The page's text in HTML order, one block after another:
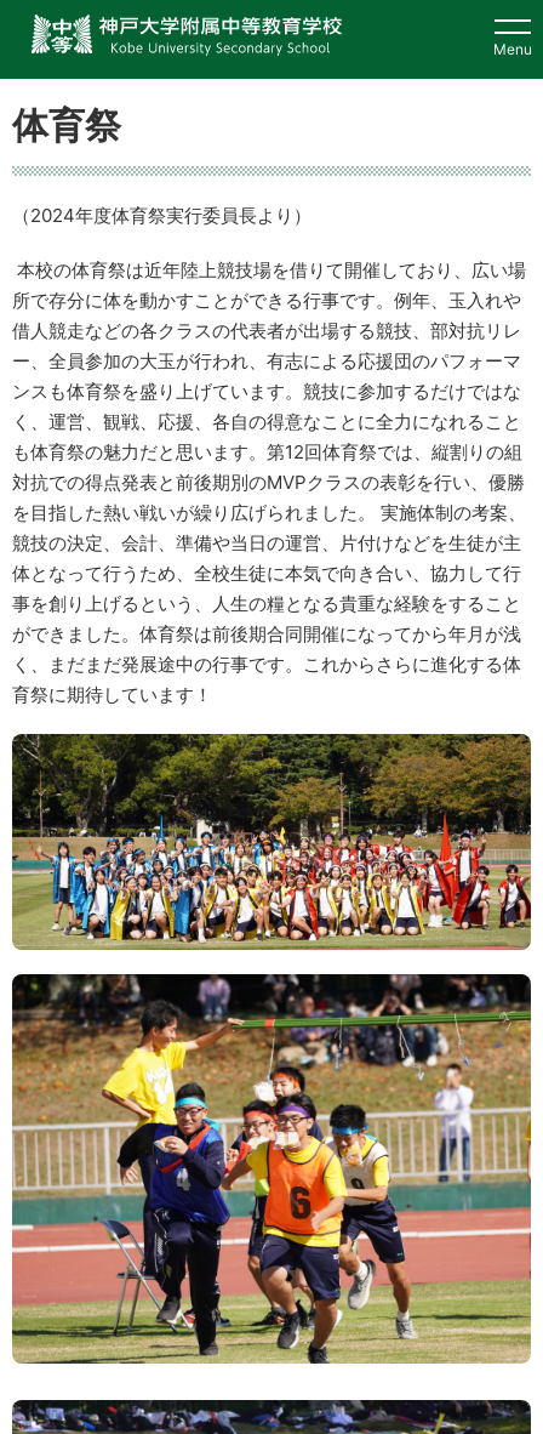
Menu
本校の特徴
学校生活
入学案内
教育研究
在校生・保護者・卒業生・地域の方へ
お問合せ・アクセス 採用情報
English
体育祭
（2024年度体育祭実行委員長より）
本校の体育祭は近年陸上競技場を借りて開催しており、広い場
所で存分に体を動かすことができる行事です。例年、玉入れや
借人競走などの各クラスの代表者が出場する競技、部対抗リレ
ー、全員参加の大玉が行われ、有志による応援団のパフォーマ
ンスも体育祭を盛り上げています。競技に参加するだけではな
く、運営、観戦、応援、各自の得意なことに全力になれること
も体育祭の魅力だと思います。第12回体育祭では、縦割りの組
対抗での得点発表と前後期別のMVPクラスの表彰を行い、優勝
を目指した熱い戦いが繰り広げられました。 実施体制の考案、
競技の決定、会計、準備や当日の運営、片付けなどを生徒が主
体となって行うため、全校生徒に本気で向き合い、協力して行
事を創り上げるという、人生の糧となる貴重な経験をすること
ができました。体育祭は前後期合同開催になってから年月が浅
く、まだまだ発展途中の行事です。これからさらに進化する体
育祭に期待しています！